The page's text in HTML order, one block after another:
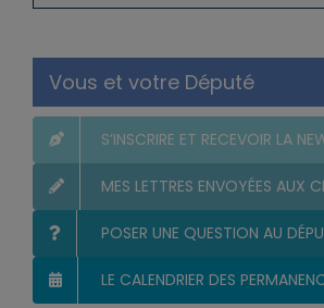
Vous et votre Député
S’INSCRIRE ET RECEVOIR LA
MES LETTRES ENVOYÉES AUX
POSER UNE QUESTION AU
LE CALENDRIER DES